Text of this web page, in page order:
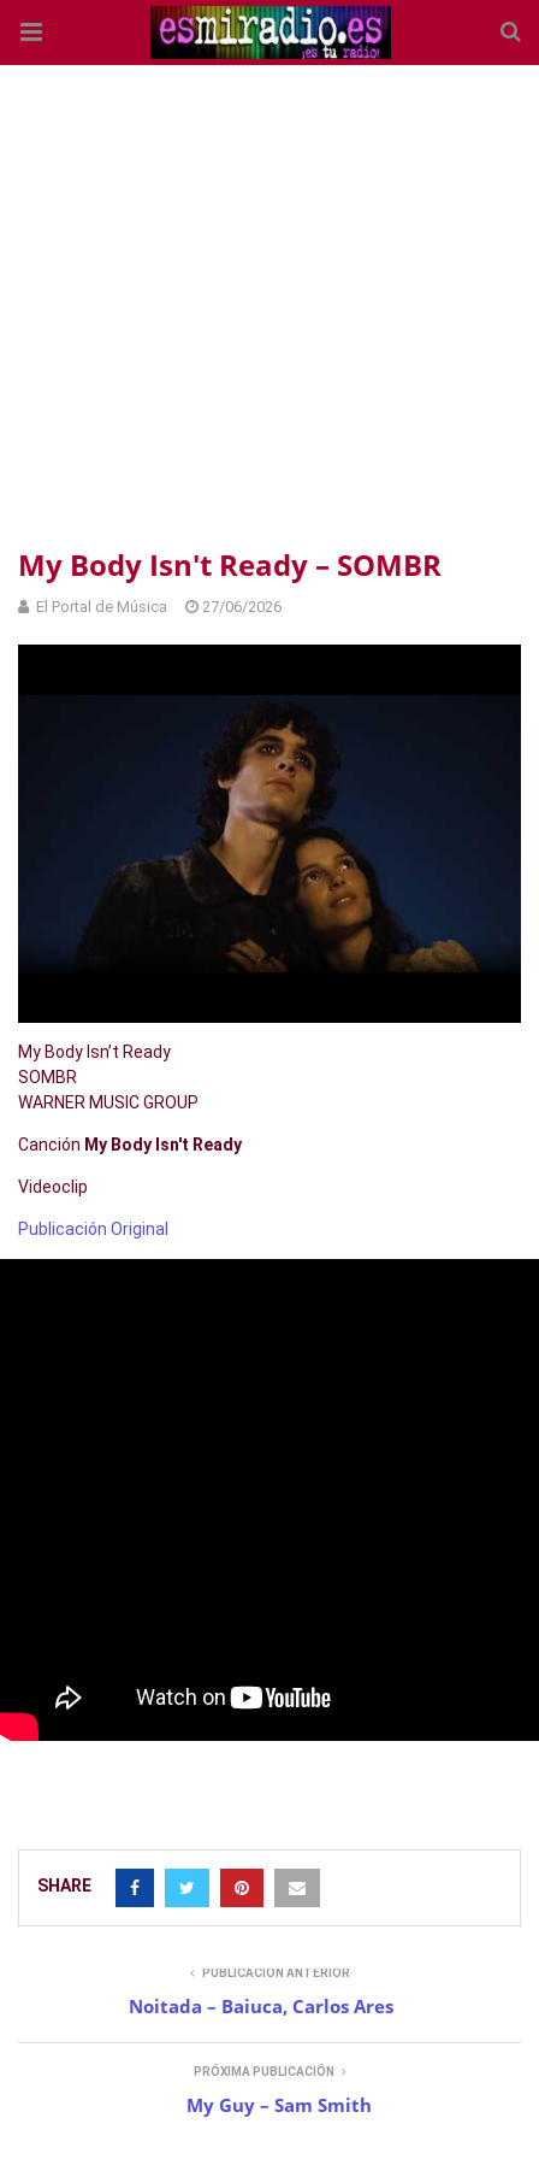
My Body Isn't Ready – SOMBR
El Portal de Música 27/06/2026
My Body Isn’t Ready
SOMBR
WARNER MUSIC GROUP
Canción My Body Isn't Ready
Videoclip
Publicación Original
SHARE
PUBLICACIÓN ANTERIOR
Noitada – Baiuca, Carlos Ares
PRÓXIMA PUBLICACIÓN
My Guy – Sam Smith